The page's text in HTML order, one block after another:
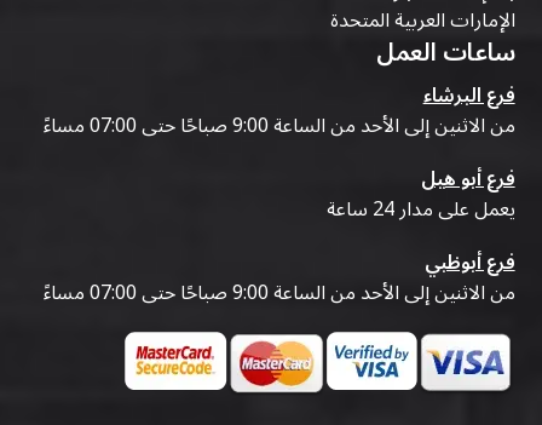
الإمارات العربية المتحدة
ساعات العمل
فرع البرشاء
من الاثنين إلى الأحد من الساعة 9:00 صباحًا حتى 07:00 مساءً
فرع أبو هيل
يعمل على مدار 24 ساعة
فرع أبوظبي
من الاثنين إلى الأحد من الساعة 9:00 صباحًا حتى 07:00 مساءً